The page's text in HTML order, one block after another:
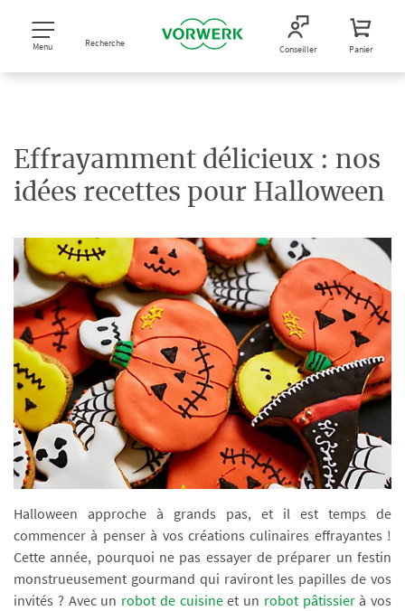
Menu Recherche Conseiller Panier
Effrayamment délicieux : nos
idées recettes pour Halloween
Halloween approche à grands pas, et il est temps de
commencer à penser à vos créations culinaires effrayantes !
Cette année, pourquoi ne pas essayer de préparer un festin
monstrueusement gourmand qui raviront les papilles de vos
invités ? Avec un robot de cuisineet un robot pâtissierà vos